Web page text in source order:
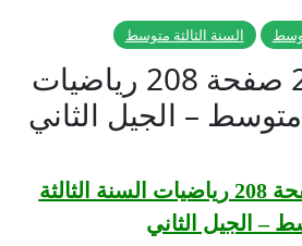
السنة الثالثة متوسط
حل تمرين 20 صفحة 208 رياضيات
متوسط – الجيل الثاني
صفحة 208 رياضيات السنة الثالثة
– الجيل الثاني